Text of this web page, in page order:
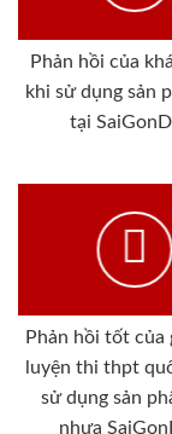
Phản hồi của
khi sử dụng sản
tại
Phản hồi tốt của
luyện thi thpt
sử dụng sản
nhựa